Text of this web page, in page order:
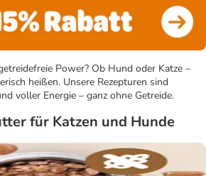
Power? Ob Hund oder Katze –
heißen. Unsere Rezepturen sind
voller Energie – ganz ohne Getreide.
für Katzen und Hunde